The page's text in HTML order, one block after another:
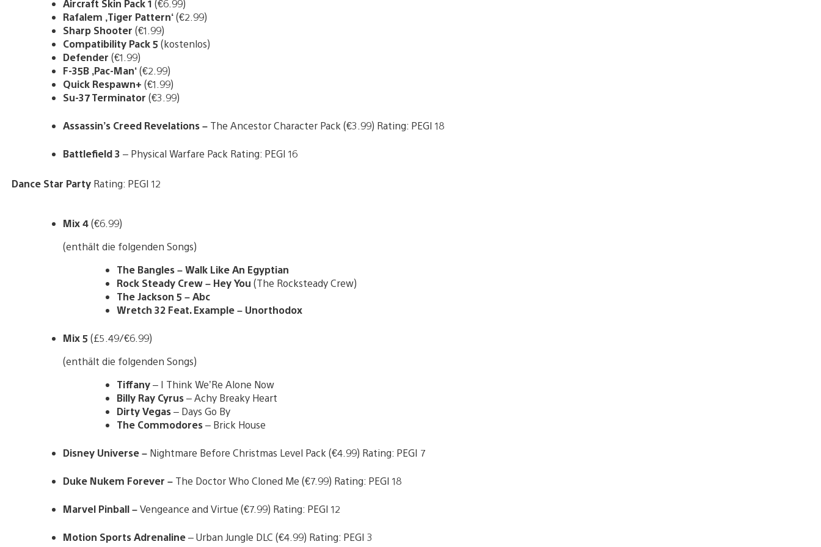
Aircraft Skin Pack 1 (€6.99)
Rafalem ‚Tiger Pattern‘(€2.99)
Sharp Shooter (€1.99)
Compatibility Pack 5 (kostenlos)
Defender (€1.99)
F-35B ‚Pac-Man‘(€2.99)
Quick Respawn+ (€1.99)
Su-37 Terminator (€3.99)
Assassin’s Creed Revelations – The Ancestor Character Pack (€3.99) Rating: PEGI 18
Battlefield 3 – Physical Warfare Pack Rating: PEGI 16
Dance Star Party Rating: PEGI 12
Mix 4(€6.99)
(enthält die folgenden Songs)
The Bangles – Walk Like An Egyptian
Rock Steady Crew – Hey You (The Rocksteady Crew)
The Jackson 5 – Abc
Wretch 32 Feat. Example – Unorthodox
Mix 5 (£5.49/€6.99)
(enthält die folgenden Songs)
Tiffany– I Think We’Re Alone Now
Billy Ray Cyrus– Achy Breaky Heart
Dirty Vegas– Days Go By
The Commodores– Brick House
Disney Universe – Nightmare Before Christmas Level Pack (€4.99) Rating: PEGI 7
Duke Nukem Forever – The Doctor Who Cloned Me (€7.99) Rating: PEGI 18
Marvel Pinball –Vengeance and Virtue (€7.99) Rating: PEGI 12
Motion Sports Adrenaline– Urban Jungle DLC (€4.99) Rating: PEGI 3